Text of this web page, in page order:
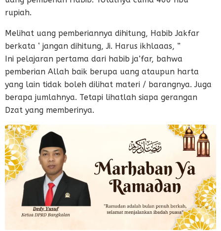
rupiah.
Melihat uang pemberiannya dihitung, Habib Jakfar
berkata ‘ jangan dihitung, Ji. Harus ikhlaaas, ”
Ini pelajaran pertama dari habib ja’far, bahwa
pemberian Allah baik berupa uang ataupun harta
yang lain tidak boleh dilihat materi / barangnya. Juga
berapa jumlahnya. Tetapi lihatlah siapa gerangan
Dzat yang memberinya.